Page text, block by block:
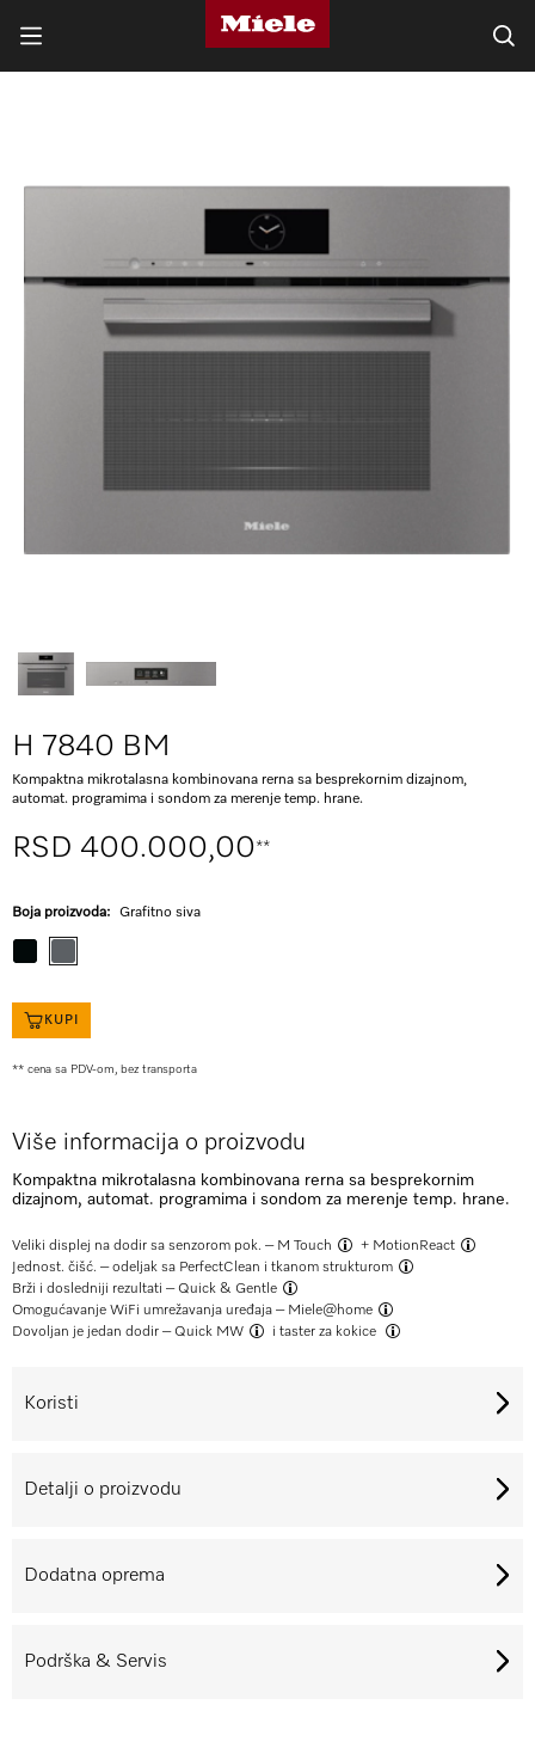
H 7840 BM
Kompaktna mikrotalasna kombinovana rerna sa besprekornim dizajnom,
automat. programima i sondom za merenje temp. hrane.
RSD 400.000,00**
Boja proizvoda: Grafitno siva
KUPI
** cena sa PDV-om, bez transporta
Više informacija o proizvodu
Kompaktna mikrotalasna kombinovana rerna sa besprekornim
dizajnom, automat. programima i sondom za merenje temp. hrane.
Veliki displej na dodir sa senzorom pok. – M Touch + MotionReact
Jednost. čišć. –odeljak sa PerfectClean i tkanom strukturom
Brži i dosledniji rezultati – Quick & Gentle
Omogućavanje WiFi umrežavanja uređaja – Miele@home
Dovoljan je jedan dodir – Quick MW i taster za kokice
Koristi
Detalji o proizvodu
Dodatna oprema
Podrška & Servis